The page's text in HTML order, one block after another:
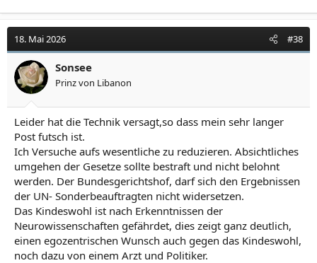
18. Mai 2026 #38
Sonsee
Prinz von Libanon
Leider hat die Technik versagt,so dass mein sehr langer
Post futsch ist.
Ich Versuche aufs wesentliche zu reduzieren. Absichtliches
umgehen der Gesetze sollte bestraft und nicht belohnt
werden. Der Bundesgerichtshof, darf sich den Ergebnissen
der UN- Sonderbeauftragten nicht widersetzen.
Das Kindeswohl ist nach Erkenntnissen der
Neurowissenschaften gefährdet, dies zeigt ganz deutlich,
einen egozentrischen Wunsch auch gegen das Kindeswohl,
noch dazu von einem Arzt und Politiker.